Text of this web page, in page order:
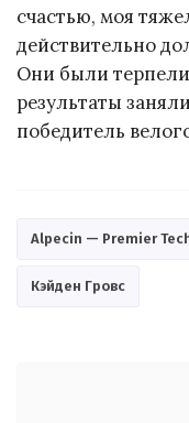
счастью, моя
действительно
Они были
результаты
победитель
Alpecin — Premier
Кэйден Гровс